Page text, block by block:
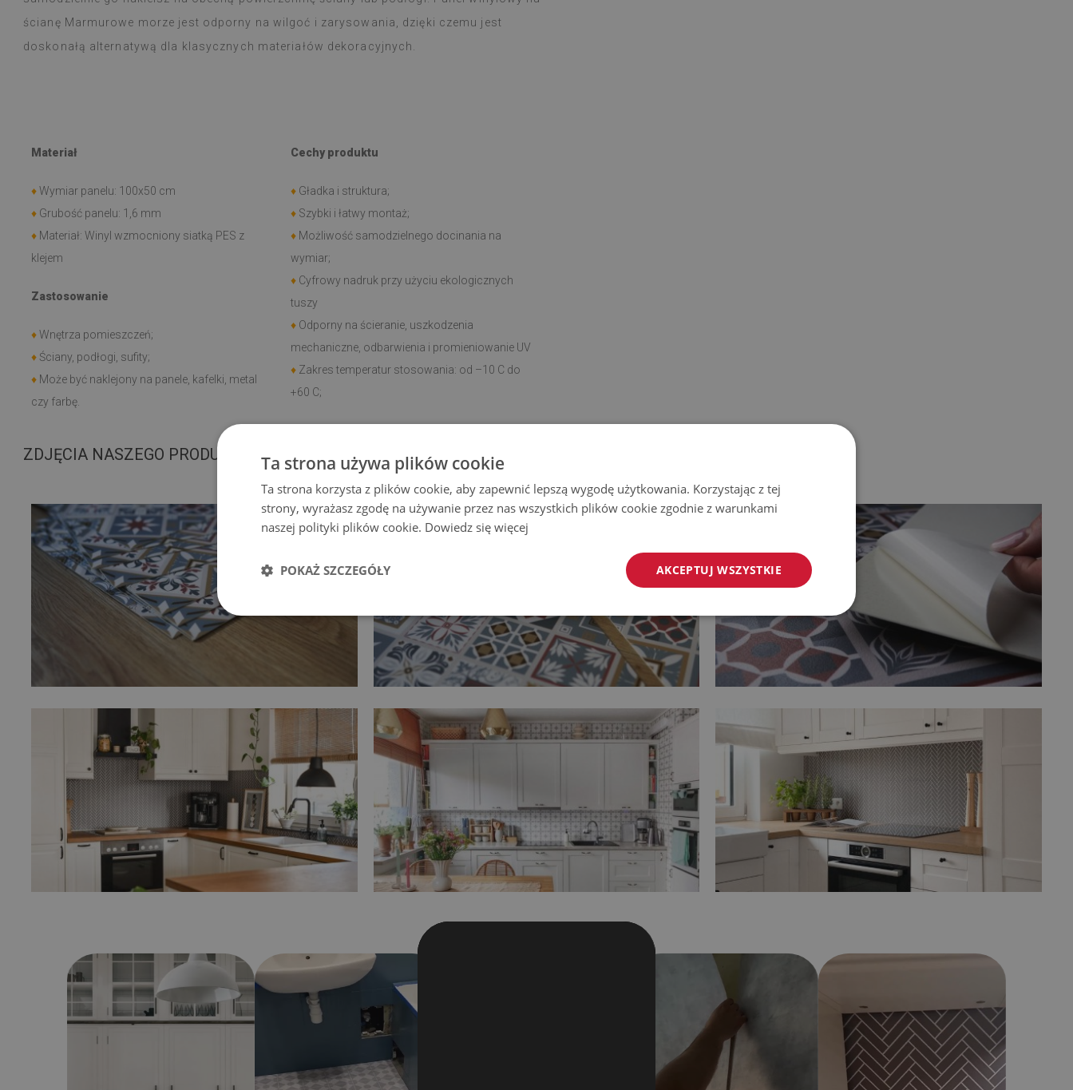
ścianę Marmurowe morze jest odporny na wilgoć i zarysowania, dzięki czemu jest
doskonałą alternatywą dla klasycznych materiałów dekoracyjnych.
Materiał
♦Wymiar panelu: 100x50 cm
♦ Grubość panelu: 1,6 mm
♦ Materiał: Winyl wzmocniony siatką PES z
klejem
Zastosowanie
♦Wnętrza pomieszczeń;
♦ Ściany, podłogi, sufity;
♦ Może być naklejony na panele, kafelki, metal
czy farbę.
Cechy produktu
♦ Gładka i struktura;
♦ Szybki i łatwy montaż;
♦ Możliwość samodzielnego docinania na
wymiar;
♦ Cyfrowy nadruk przy użyciu ekologicznych
tuszy
♦ Odporny na ścieranie, uszkodzenia
mechaniczne, odbarwienia i promieniowanie UV
♦ Zakres temperatur stosowania: od –10 C do
+60 C;
ZDJĘCIA NASZEGO PRODUKTU Ta strona używa plików cookie
Ta strona korzysta z plików cookie, aby zapewnić lepszą wygodę użytkowania. Korzystając z tej
strony, wyrażasz zgodę na używanie przez nas wszystkich plików cookie zgodnie z warunkami
naszej polityki plików cookie. Dowiedz się więcej
AKCEPTUJ WSZYSTKIE
POKAŻ SZCZEGÓŁY